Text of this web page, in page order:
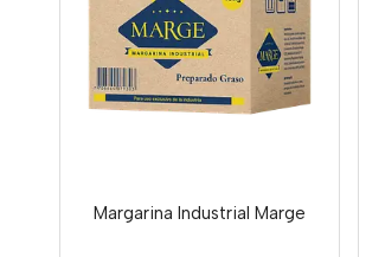
Margarina Industrial Marge